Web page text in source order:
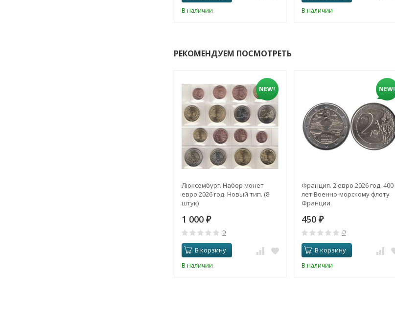
В наличии В наличии
РЕКОМЕНДУЕМ ПОСМОТРЕТЬ
NEW!
Люксембург. Набор монет
евро 2026 год. Новый тип. (8
штук)
1 000 ₽
0
В корзину
В наличии
NEW!
Франция. 2 евро 2026 год. 400
лет Военно-морскому флоту
Франции.
450 ₽
0
В корзину
В наличии